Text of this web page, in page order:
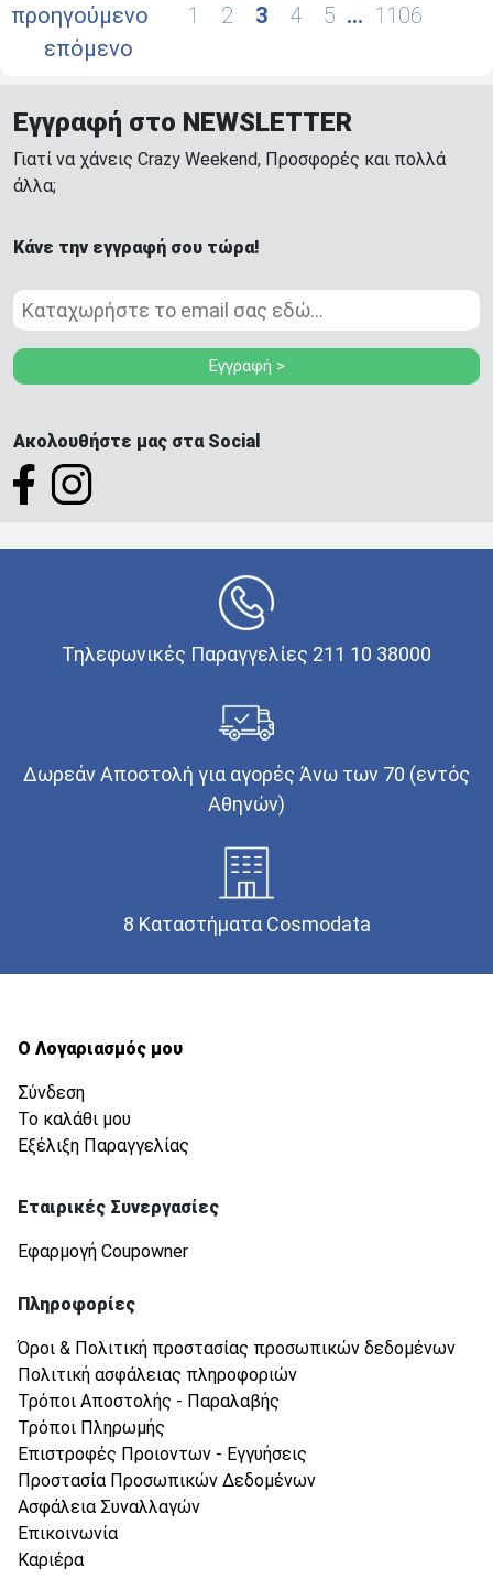
προηγούμενο
1 2 3 4 5 … 1106
επόμενο
Εγγραφή στο NEWSLETTER
Γιατί να χάνεις Crazy Weekend, Προσφορές και πολλά
άλλα;
Κάνε την εγγραφή σου τώρα!
Εγγραφή >
Ακολουθήστε μας στα Social
Τηλεφωνικές Παραγγελίες 211 10 38000
Δωρεάν Αποστολή για αγορές Άνω των 70 (εντός
Αθηνών)
8 Καταστήματα Cosmodata
Ο Λογαριασμός μου
Σύνδεση
Το καλάθι μου
Εξέλιξη Παραγγελίας
Εταιρικές Συνεργασίες
Εφαρμογή Coupowner
Πληροφορίες
Όροι & Πολιτική προστασίας προσωπικών δεδομένων
Πολιτική ασφάλειας πληροφοριών
Τρόποι Αποστολής - Παραλαβής
Τρόποι Πληρωμής
Επιστροφές Προιοντων - Εγγυήσεις
Προστασία Προσωπικών Δεδομένων
Ασφάλεια Συναλλαγών
Επικοινωνία
Καριέρα